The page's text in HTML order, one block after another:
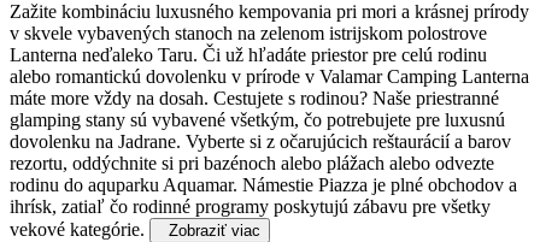
Zažite kombináciu luxusného kempovania pri mori a krásnej prírody
v skvele vybavených stanoch na zelenom istrijskom polostrove
Lanterna neďaleko Taru. Či už hľadáte priestor pre celú rodinu
alebo romantickú dovolenku v prírode v Valamar Camping Lanterna
máte more vždy na dosah. Cestujete s rodinou? Naše priestranné
glamping stany sú vybavené všetkým, čo potrebujete pre luxusnú
dovolenku na Jadrane. Vyberte si z očarujúcich reštaurácií a barov
rezortu, oddýchnite si pri bazénoch alebo plážach alebo odvezte
rodinu do aquparku Aquamar. Námestie Piazza je plné obchodov a
ihrísk, zatiaľ čo rodinné programy poskytujú zábavu pre všetky
vekové kategórie.
Zobraziť viac